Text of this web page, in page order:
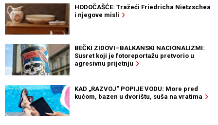
HODOČAŠĆE: Tražeći Friedricha Nietzschea
i njegove misli
BEČKI ZIDOVI–BALKANSKI NACIONALIZMI:
Susret koji je fotoreportažu pretvorio u
agresivnu prijetnju
KAD „RAZVOJ“ POPIJE VODU: More pred
kućom, bazen u dvorištu, suša na vratima